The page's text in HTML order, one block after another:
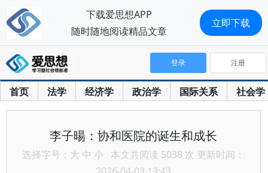
首页 法学 经济学 政治学 国际关系 社会学
登录 注册
李子暘：协和医院的诞生和成长
选择字号： 大 中 小 本文共阅读 5038 次 更新时间：
下载爱思想APP
随时随地阅读精品文章
立即下载